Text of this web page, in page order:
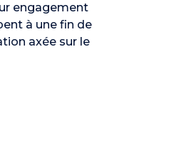
engagement
à une fin de
axée sur le